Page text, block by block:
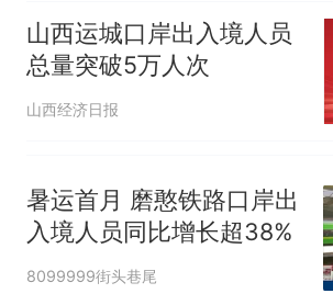
山西运城口岸出入境人员
总量突破5万人次
山西经济日报
暑运首月 磨憨铁路口岸出
入境人员同比增长超38%
8099999街头巷尾